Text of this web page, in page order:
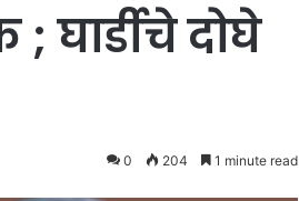
घार्डीचे दोघे
0 204 1 minute read